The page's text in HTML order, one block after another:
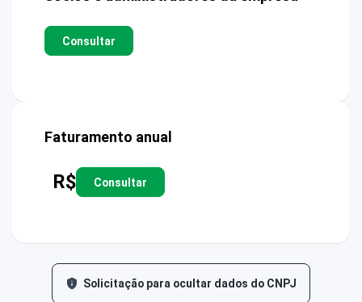
Consultar
Faturamento anual
R$ Consultar
Solicitação para ocultar dados do CNPJ